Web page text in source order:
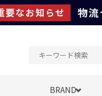
BRAND